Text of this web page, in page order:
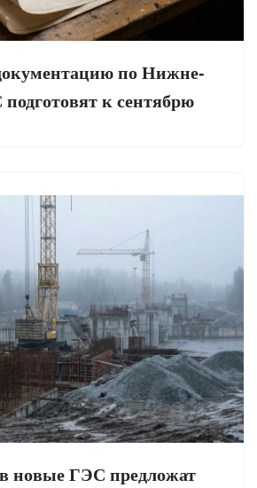
по Нижне-
к сентябрю
новые ГЭС предложат